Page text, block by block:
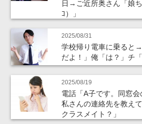
日→ご近所奥さん「娘
ｺ）」
2025/08/31
学校帰り電車に乗ると
だよ！」俺「は？」チ
2025/08/19
電話「A子です。同窓
私さんの連絡先を教え
クラスメイト？」